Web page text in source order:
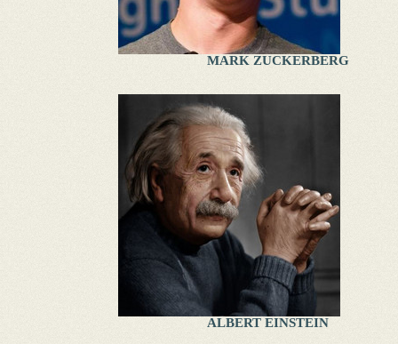
MARK ZUCKERBERG
ALBERT EINSTEIN